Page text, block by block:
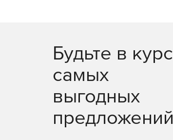
Возможность выполнения 11
реиндексацию, обновление
Механизм политик для
отслеживания состояния их
Централизованное
Будьте в
самых
выгодных